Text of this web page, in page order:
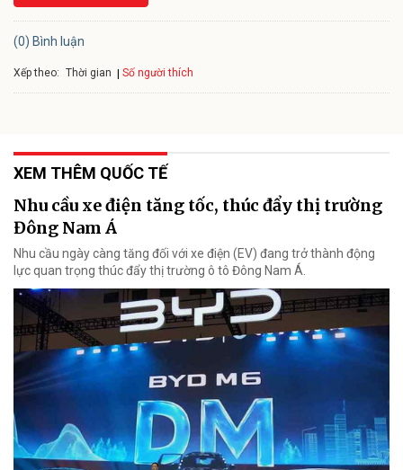
(0) Bình luận
Xếp theo: Thời gian Số người thích
XEM THÊM QUỐC TẾ
Nhu cầu xe điện tăng tốc, thúc đẩy thị trường
Đông Nam Á
Nhu cầu ngày càng tăng đối với xe điện (EV) đang trở thành động
lực quan trọng thúc đẩy thị trường ô tô Đông Nam Á.